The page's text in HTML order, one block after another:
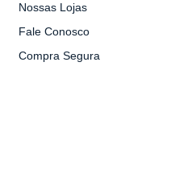
Nossas Lojas
Fale Conosco
Compra Segura